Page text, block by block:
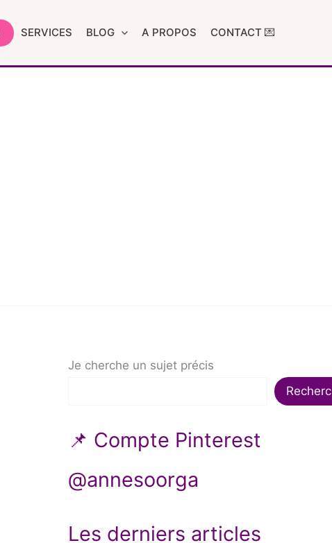
SERVICES BLOG A PROPOS CONTACT 💌
Je cherche un sujet précis
📌 Compte Pinterest
@annesoorga
Les derniers articles